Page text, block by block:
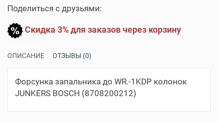
Поделиться с друзьями:
Скидка 3% для заказов через корзину
ОПИСАНИЕ ОТЗЫВЫ (0)
Форсунка запальника до WR.-1KDP колонок
JUNKERS BOSCH (8708200212)